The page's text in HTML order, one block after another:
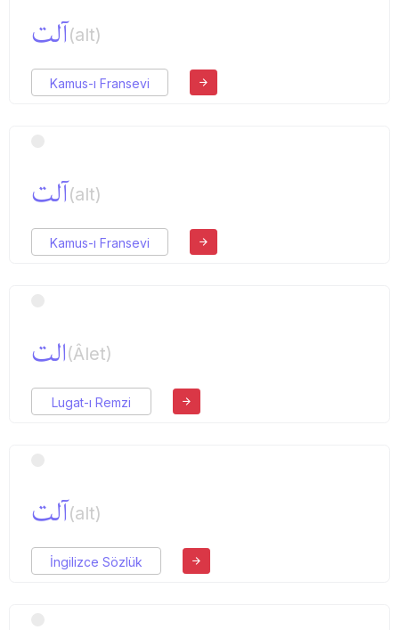
آلت(alt)
Kamus-ı Fransevi
آلت(alt)
Kamus-ı Fransevi
الت(Âlet)
Lugat-ı Remzi
آلت(alt)
İngilizce Sözlük